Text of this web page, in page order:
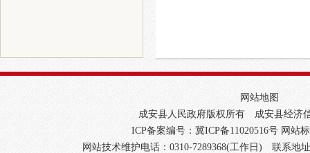
网站地图
成安县人民政府版权所有 成安县经济
ICP备案编号：冀ICP备11020516号 网站
网站技术维护电话：0310-7289368(工作日) 联系地